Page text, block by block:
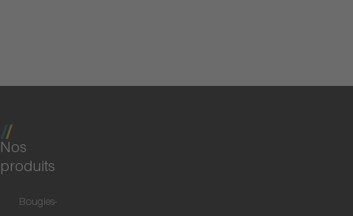
Nos
produits
Bougies-